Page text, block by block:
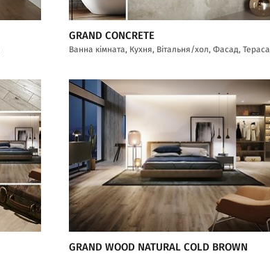
GRAND CONCRETE
Ванна кімната, Кухня, Вітальня/хол, Фасад, Тераса
GRAND WOOD NATURAL COLD BROWN